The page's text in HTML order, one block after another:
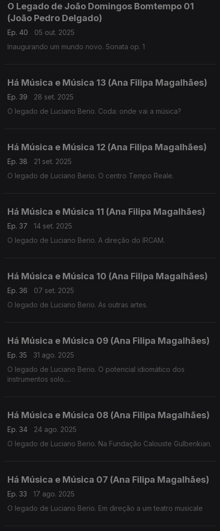
O Legado de João Domingos Bomtempo 01
(João Pedro Delgado)
Ep. 40
05 out. 2025
Inaugurando um mundo novo. Sonata op. 1
Há Música e Música 13 (Ana Filipa Magalhães)
Ep. 39
28 set. 2025
O legado de Luciano Berio. Coda: onde vai a música?
Há Música e Música 12 (Ana Filipa Magalhães)
Ep. 38
21 set. 2025
O legado de Luciano Berio. O centro Tempo Reale.
Há Música e Música 11 (Ana Filipa Magalhães)
Ep. 37
14 set. 2025
O legado de Luciano Berio. A direção do IRCAM.
Há Música e Música 10 (Ana Filipa Magalhães)
Ep. 36
07 set. 2025
O legado de Luciano Berio. As outras artes.
Há Música e Música 09 (Ana Filipa Magalhães)
Ep. 35
31 ago. 2025
O legado de Luciano Berio. O potencial idiomático dos
instrumentos solo.
Há Música e Música 08 (Ana Filipa Magalhães)
Ep. 34
24 ago. 2025
O legado de Luciano Berio. Na Fundação Calouste Gulbenkian.
Há Música e Música 07 (Ana Filipa Magalhães)
Ep. 33
17 ago. 2025
O legado de Luciano Berio. Em direção a um teatro musicale